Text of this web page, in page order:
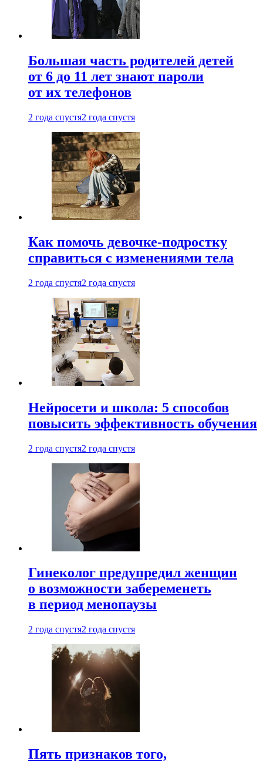
Большая часть родителей детей
от 6 до 11 лет знают пароли
от их телефонов
2 года спустя2 года спустя
Как помочь девочке-подростку
справиться с изменениями тела
2 года спустя2 года спустя
Нейросети и школа: 5 способов
повысить эффективность обучения
2 года спустя2 года спустя
Гинеколог предупредил женщин
о возможности забеременеть
в период менопаузы
2 года спустя2 года спустя
Пять признаков того,